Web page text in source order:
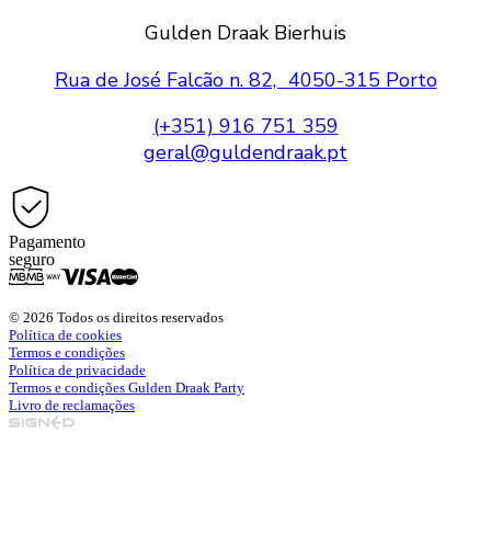
Gulden Draak Bierhuis
Rua de José Falcão n. 82, 4050-315 Porto
(+351) 916 751 359
geral@guldendraak.pt
Pagamento
seguro
© 2026 Todos os direitos reservados
Política de cookies
Termos e condições
Política de privacidade
Termos e condições Gulden Draak Party
Livro de reclamações